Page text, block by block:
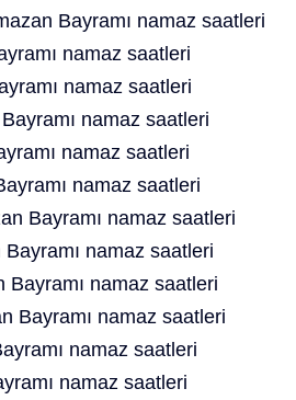
Bayramı namaz saatleri
namaz saatleri
namaz saatleri
namaz saatleri
namaz saatleri
namaz saatleri
Bayramı namaz saatleri
namaz saatleri
Bayramı namaz saatleri
Bayramı namaz saatleri
namaz saatleri
namaz saatleri